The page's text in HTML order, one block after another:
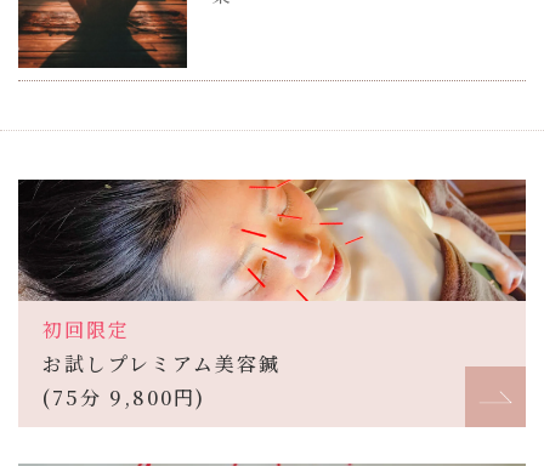
初回限定
お試しプレミアム美容鍼
(75分 9,800円)